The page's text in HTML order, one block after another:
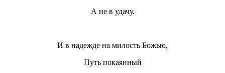
А не в удачу.
И в надежде на милость Божью,
Путь покаянный